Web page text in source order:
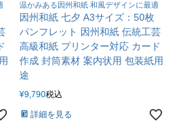
温かみある因州和紙 和風デザインに最適
因州和紙 七夕 A3サイズ：50枚
パンフレット 因州和紙 伝統工芸
高級和紙 プリンター対応 カード
作成 封筒素材 案内状用 包装紙用
途
¥9,790税込
詳細を見る